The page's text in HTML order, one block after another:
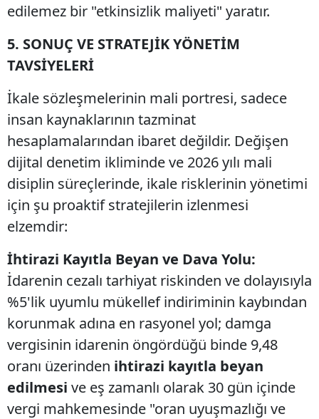
edilemez bir "etkinsizlik maliyeti" yaratır.
5. SONUÇ VE STRATEJİK YÖNETİM
TAVSİYELERİ
İkale sözleşmelerinin mali portresi, sadece
insan kaynaklarının tazminat
hesaplamalarından ibaret değildir. Değişen
dijital denetim ikliminde ve 2026 yılı mali
disiplin süreçlerinde, ikale risklerinin yönetimi
için şu proaktif stratejilerin izlenmesi
elzemdir:
İhtirazi Kayıtla Beyan ve Dava Yolu:
İdarenin cezalı tarhiyat riskinden ve dolayısıyla
%5'lik uyumlu mükellef indiriminin kaybından
korunmak adına en rasyonel yol; damga
vergisinin idarenin öngördüğü binde 9,48
oranı üzerinden ihtirazi kayıtla beyan
edilmesi ve eş zamanlı olarak 30 gün içinde
vergi mahkemesinde "oran uyuşmazlığı ve